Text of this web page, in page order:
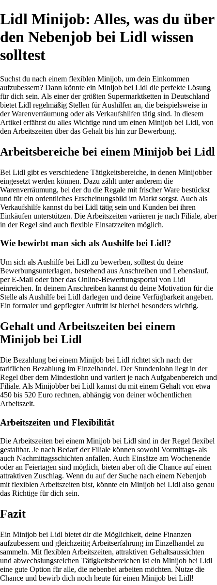
Lidl Minijob: Alles, was du über
den Nebenjob bei Lidl wissen
solltest
Suchst du nach einem flexiblen Minijob, um dein Einkommen
aufzubessern? Dann könnte ein Minijob bei Lidl die perfekte Lösung
für dich sein. Als einer der größten Supermarktketten in Deutschland
bietet Lidl regelmäßig Stellen für Aushilfen an, die beispielsweise in
der Warenverräumung oder als Verkaufshilfen tätig sind. In diesem
Artikel erfährst du alles Wichtige rund um einen Minijob bei Lidl, von
den Arbeitszeiten über das Gehalt bis hin zur Bewerbung.
Arbeitsbereiche bei einem Minijob bei Lidl
Bei Lidl gibt es verschiedene Tätigkeitsbereiche, in denen Minijobber
eingesetzt werden können. Dazu zählt unter anderem die
Warenverräumung, bei der du die Regale mit frischer Ware bestückst
und für ein ordentliches Erscheinungsbild im Markt sorgst. Auch als
Verkaufshilfe kannst du bei Lidl tätig sein und Kunden bei ihren
Einkäufen unterstützen. Die Arbeitszeiten variieren je nach Filiale, aber
in der Regel sind auch flexible Einsatzzeiten möglich.
Wie bewirbt man sich als Aushilfe bei Lidl?
Um sich als Aushilfe bei Lidl zu bewerben, solltest du deine
Bewerbungsunterlagen, bestehend aus Anschreiben und Lebenslauf,
per E-Mail oder über das Online-Bewerbungsportal von Lidl
einreichen. In deinem Anschreiben kannst du deine Motivation für die
Stelle als Aushilfe bei Lidl darlegen und deine Verfügbarkeit angeben.
Ein formaler und gepflegter Auftritt ist hierbei besonders wichtig.
Gehalt und Arbeitszeiten bei einem
Minijob bei Lidl
Die Bezahlung bei einem Minijob bei Lidl richtet sich nach der
tariflichen Bezahlung im Einzelhandel. Der Stundenlohn liegt in der
Regel über dem Mindestlohn und variiert je nach Aufgabenbereich und
Filiale. Als Minijobber bei Lidl kannst du mit einem Gehalt von etwa
450 bis 520 Euro rechnen, abhängig von deiner wöchentlichen
Arbeitszeit.
Arbeitszeiten und Flexibilität
Die Arbeitszeiten bei einem Minijob bei Lidl sind in der Regel flexibel
gestaltbar. Je nach Bedarf der Filiale können sowohl Vormittags- als
auch Nachmittagsschichten anfallen. Auch Einsätze am Wochenende
oder an Feiertagen sind möglich, bieten aber oft die Chance auf einen
attraktiven Zuschlag. Wenn du auf der Suche nach einem Nebenjob
mit flexiblen Arbeitszeiten bist, könnte ein Minijob bei Lidl also genau
das Richtige für dich sein.
Fazit
Ein Minijob bei Lidl bietet dir die Möglichkeit, deine Finanzen
aufzubessern und gleichzeitig Arbeitserfahrung im Einzelhandel zu
sammeln. Mit flexiblen Arbeitszeiten, attraktiven Gehaltsaussichten
und abwechslungsreichen Tätigkeitsbereichen ist ein Minijob bei Lidl
eine gute Option für alle, die nebenbei arbeiten möchten. Nutze die
Chance und bewirb dich noch heute für einen Minijob bei Lidl!